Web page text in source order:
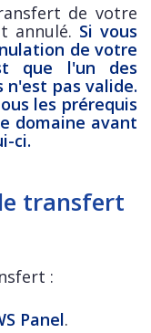
de votre
annulé. Si vous
de votre
que l'un des
n'est pas valide.
les prérequis
domaine avant
ci.
transfert
:
Panel.